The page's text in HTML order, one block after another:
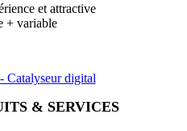
et attractive
+ variable
& SERVICES